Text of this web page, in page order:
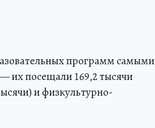
программ самыми
их посещали 169,2 тысячи
и физкультурно-